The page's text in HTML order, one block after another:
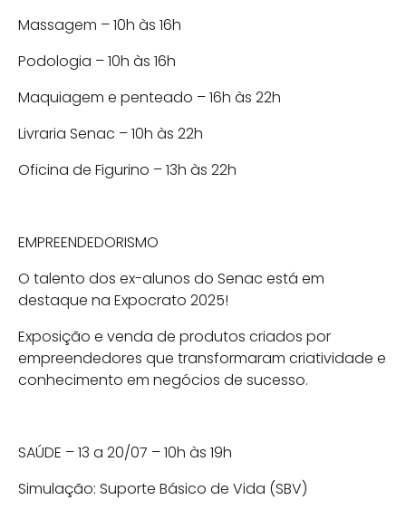
Massagem – 10h às 16h
Podologia – 10h às 16h
Maquiagem e penteado – 16h às 22h
Livraria Senac – 10h às 22h
Oficina de Figurino – 13h às 22h
EMPREENDEDORISMO
O talento dos ex-alunos do Senac está em
destaque na Expocrato 2025!
Exposição e venda de produtos criados por
empreendedores que transformaram criatividade e
conhecimento em negócios de sucesso.
SAÚDE – 13 a 20/07 – 10h às 19h
Simulação: Suporte Básico de Vida (SBV)